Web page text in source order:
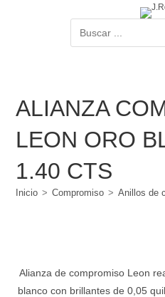
ALIANZA
LEON ORO
1.40 CTS
Inicio > Compromiso > Anillos de
Alianza de compromiso Leon
blanco con brillantes de 0,05